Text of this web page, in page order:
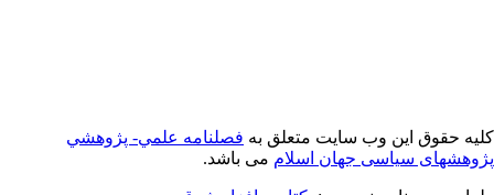
حقوق این وب سایت متعلق بهفصلنامه علمي- پژوهشي
سیاسی جهان اسلاممی باشد.